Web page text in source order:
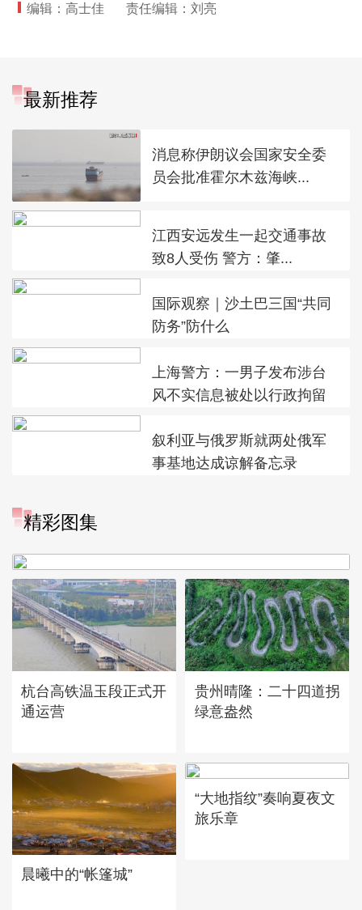
编辑：高士佳 责任编辑：刘亮
最新推荐
消息称伊朗议会国家安全委
员会批准霍尔木兹海峡...
江西安远发生一起交通事故
致8人受伤 警方：肇...
国际观察｜沙土巴三国“共同
防务”防什么
上海警方：一男子发布涉台
风不实信息被处以行政拘留
叙利亚与俄罗斯就两处俄军
事基地达成谅解备忘录
精彩图集
杭台高铁温玉段正式开
通运营
贵州晴隆：二十四道拐
绿意盎然
晨曦中的“帐篷城”
“大地指纹”奏响夏夜文
旅乐章